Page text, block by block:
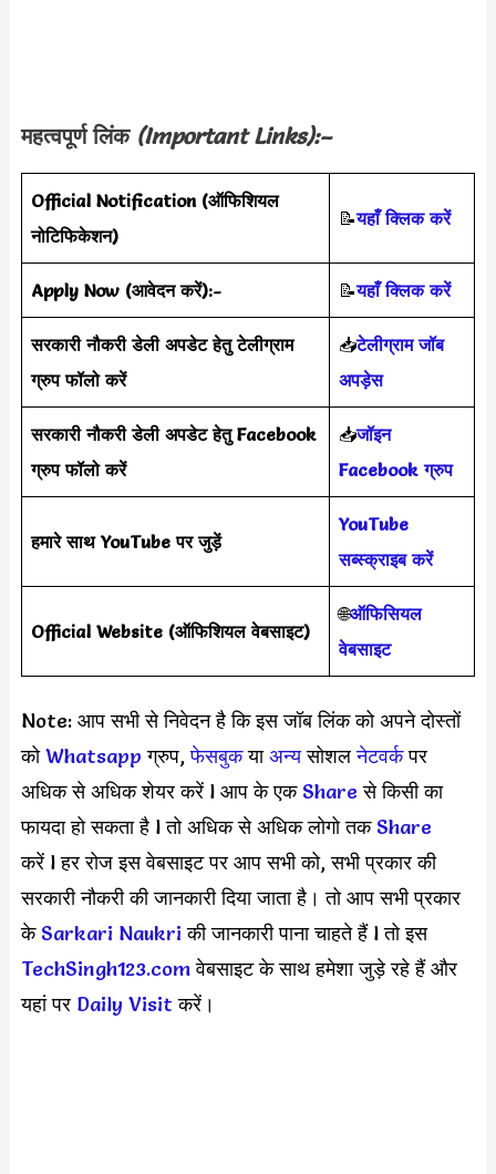
महत्वपूर्ण लिंक (Important Links):–
Official Notification(ऑफिशियल
नोटिफिकेशन)
📝यहाँ क्लिक करें
Apply Now (आवेदन करें):- 📝यहाँ क्लिक करें
सरकारी नौकरी डेली अपडेट हेतु टेलीग्राम
ग्रुप फॉलो करें
📥टेलीग्राम जॉब
अपड़ेस
सरकारी नौकरी डेली अपडेट हेतु Facebook
ग्रुप फॉलो करें
📥जॉइन
Facebook ग्रुप
हमारे साथ YouTube पर जुड़ें
YouTube
सब्स्क्राइब करें
Official Website(ऑफिशियल वेबसाइट)
🌐ऑफिसियल
वेबसाइट
Note: आप सभी से निवेदन है कि इस जॉब लिंक को अपने दोस्तों
कोWhatsapp ग्रुप,फेसबुकयाअन्यसोशलनेटवर्कपर
अधिक से अधिक शेयर करें l आप के एक Shareसे किसी का
फायदा हो सकता है l तो अधिक से अधिक लोगो तकShare
करें l हर रोज इस वेबसाइट पर आप सभी को, सभी प्रकार की
सरकारी नौकरी की जानकारी दिया जाता है। तो आप सभी प्रकार
केSarkari Naukri की जानकारी पाना चाहते हैं l तो इस
TechSingh123.comवेबसाइट के साथ हमेशा जुड़े रहे हैं और
यहां पर Daily Visit करें।